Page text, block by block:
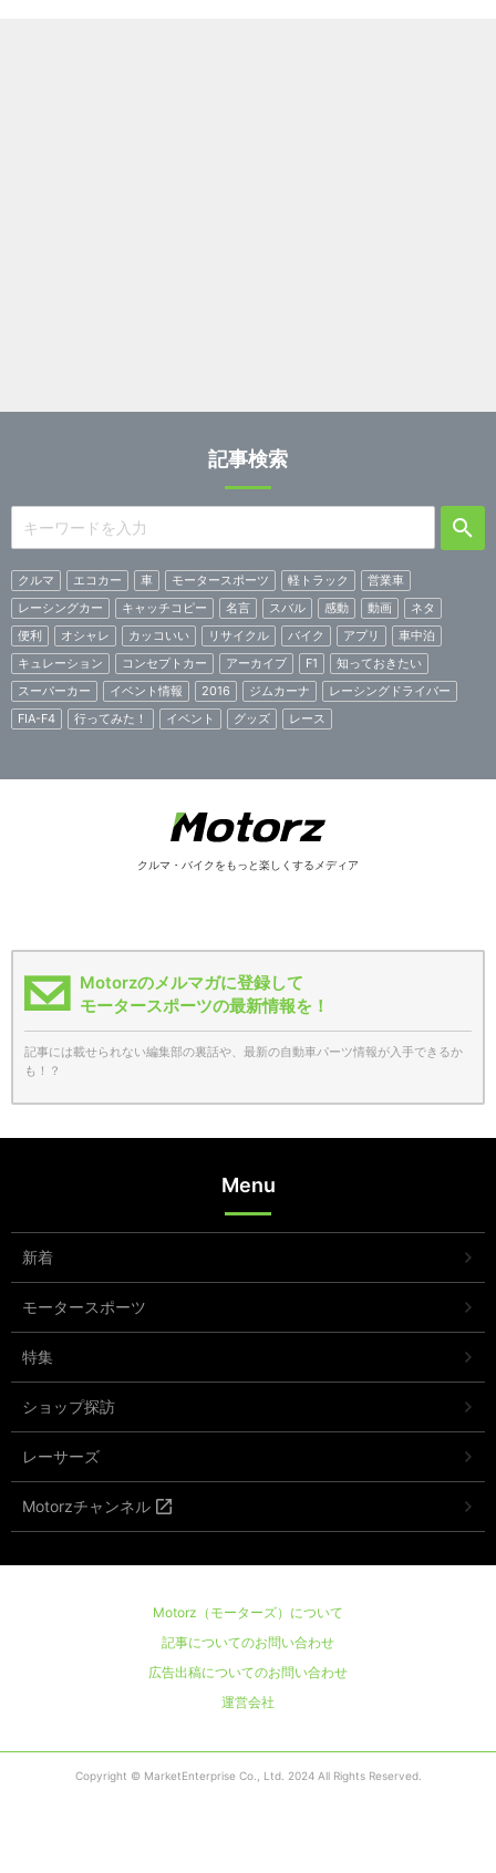
記事検索
クルマ エコカー 車 モータースポーツ 軽トラック
営業車
レーシングカー
キャッチコピー 名言 スバル 感動 動画
ネタ
便利
オシャレ カッコいい リサイクル バイク アプリ
車中泊
キュレーション
コンセプトカー アーカイブ F1
知っておきたい
スーパーカー
イベント情報 2016 ジムカーナ
レーシングドライバー
FIA-F4
行ってみた！ イベント グッズ レース
クルマ・バイクをもっと楽しくするメディア
Motorzのメルマガに登録して
モータースポーツの最新情報を！
記事には載せられない編集部の裏話や、最新の自動車パーツ情報が入手できるか
も！？
Menu
新着
モータースポーツ
特集
ショップ探訪
レーサーズ
Motorzチャンネル
Motorz（モーターズ）について
記事についてのお問い合わせ
広告出稿についてのお問い合わせ
運営会社
Copyright © MarketEnterprise Co., Ltd. 2024 All Rights Reserved.